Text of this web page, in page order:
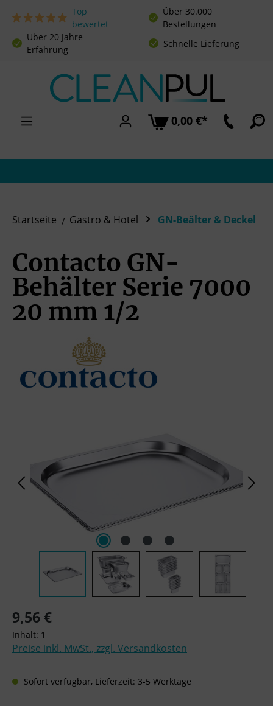
Zum Hauptinhalt springen
Top
bewertet
Über 30.000
Bestellungen
Über 20 Jahre
Erfahrung
Schnelle Lieferung
0,00 €*
Startseite Gastro & Hotel GN-Beälter & Deckel
Contacto GN-
Behälter Serie 7000
20 mm 1/2
Regulärer Preis:
9,56 €
Inhalt: 1
Preise inkl. MwSt., zzgl. Versandkosten
Sofort verfügbar, Lieferzeit: 3-5 Werktage